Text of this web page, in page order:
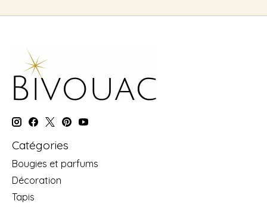
Catégories
Bougies et parfums
Décoration
Tapis